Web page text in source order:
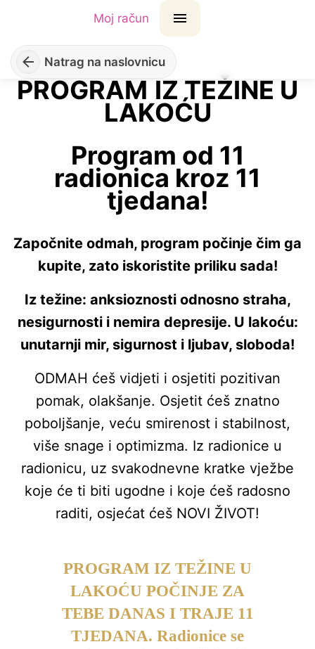
Moj račun
Natrag na naslovnicu
PROGRAM IZ TEŽINE U
LAKOĆU
Program od 11
radionica kroz 11
tjedana!
Započnite odmah, program počinje čim ga
kupite, zato iskoristite priliku sada!
Iz težine: anksioznosti odnosno straha,
nesigurnosti i nemira depresije. U lakoću:
unutarnji mir, sigurnost i ljubav, sloboda!
ODMAH ćeš vidjeti i osjetiti pozitivan
pomak, olakšanje. Osjetit ćeš znatno
poboljšanje, veću smirenost i stabilnost,
više snage i optimizma. Iz radionice u
radionicu, uz svakodnevne kratke vježbe
koje će ti biti ugodne i koje ćeš radosno
raditi, osjećat ćeš NOVI ŽIVOT!
PROGRAM IZ TEŽINE U
LAKOĆU POČINJE ZA
TEBE DANAS I TRAJE 11
TJEDANA. Radionice se